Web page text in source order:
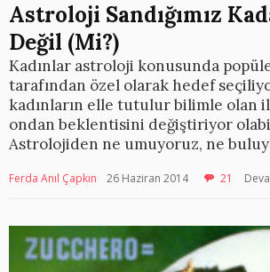
Astroloji Sandığımız
Değil (Mi?)
Kadınlar astroloji konusunda
tarafından özel olarak hedef
kadınların elle tutulur bilimle olan
ondan beklentisini değiştiriyor
Astrolojiden ne umuyoruz, ne
Ferda Anıl Çapkın 26 Haziran 2014 21